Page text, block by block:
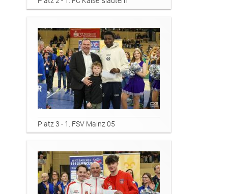
Platz 3 - 1. FSV Mainz 05